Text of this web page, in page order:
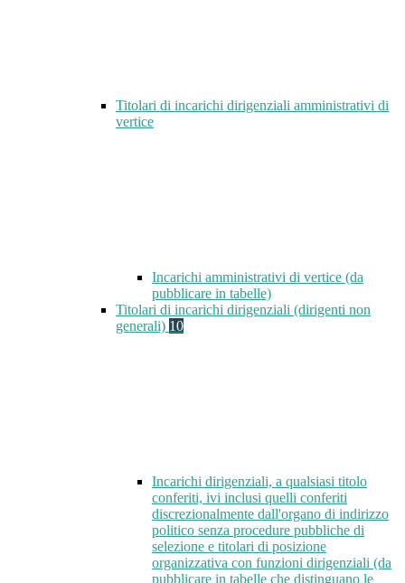
Titolari di incarichi dirigenziali amministrativi di
vertice
Incarichi amministrativi di vertice (da
pubblicare in tabelle)
Titolari di incarichi dirigenziali (dirigenti non
generali) 10
Incarichi dirigenziali, a qualsiasi titolo
conferiti, ivi inclusi quelli conferiti
discrezionalmente dall'organo di indirizzo
politico senza procedure pubbliche di
selezione e titolari di posizione
organizzativa con funzioni dirigenziali (da
pubblicare in tabelle che distinguano le